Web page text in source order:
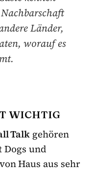
Länder,
worauf es
WICHTIG
Talk gehören
Dogs und
Haus aus sehr